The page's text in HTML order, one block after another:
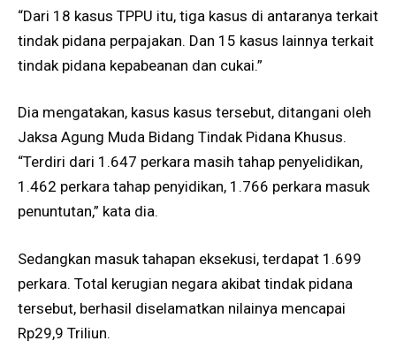
“Dari 18 kasus TPPU itu, tiga kasus di antaranya terkait
tindak pidana perpajakan. Dan 15 kasus lainnya terkait
tindak pidana kepabeanan dan cukai.”
Dia mengatakan, kasus kasus tersebut, ditangani oleh
Jaksa Agung Muda Bidang Tindak Pidana Khusus.
“Terdiri dari 1.647 perkara masih tahap penyelidikan,
1.462 perkara tahap penyidikan, 1.766 perkara masuk
penuntutan,” kata dia.
Sedangkan masuk tahapan eksekusi, terdapat 1.699
perkara. Total kerugian negara akibat tindak pidana
tersebut, berhasil diselamatkan nilainya mencapai
Rp29,9 Triliun.